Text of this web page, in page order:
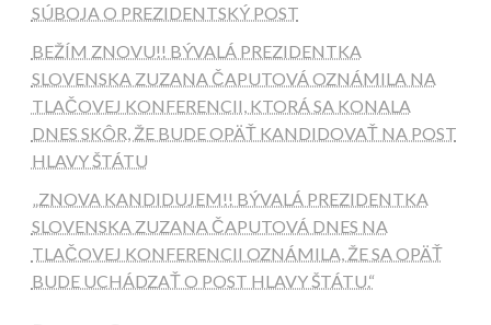
SÚBOJA O PREZIDENTSKÝ POST
BEŽÍM ZNOVU!! BÝVALÁ PREZIDENTKA
SLOVENSKA ZUZANA ČAPUTOVÁ OZNÁMILA NA
TLAČOVEJ KONFERENCII, KTORÁ SA KONALA
DNES SKÔR, ŽE BUDE OPÄŤ KANDIDOVAŤ NA POST
HLAVY ŠTÁTU
„ZNOVA KANDIDUJEM!! BÝVALÁ PREZIDENTKA
SLOVENSKA ZUZANA ČAPUTOVÁ DNES NA
TLAČOVEJ KONFERENCII OZNÁMILA, ŽE SA OPÄŤ
BUDE UCHÁDZAŤ O POST HLAVY ŠTÁTU.“